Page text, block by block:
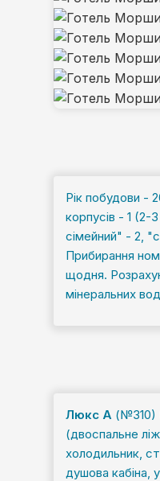
Рік побудови -
корпусів - 1
сімейний" - 2,
Прибирання
щодня.
мінеральних
Люкс А (№310)
(двоспальне
холодильник,
душова кабіна,